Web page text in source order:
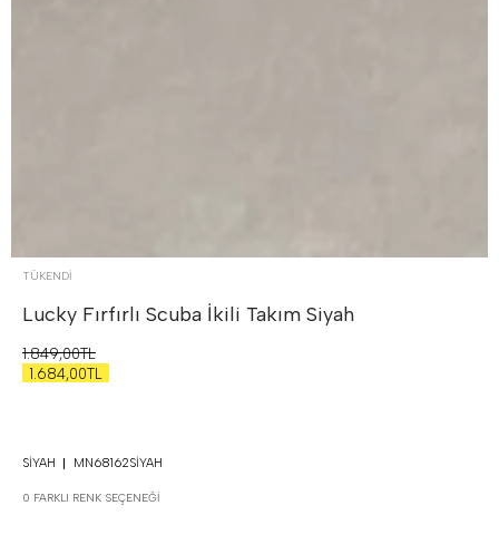
TÜKENDI
Lucky Fırfırlı Scuba İkili Takım Siyah
1.849,00TL
1.684,00TL
SIYAH MN68162SIYAH
0 FARKLI RENK SEÇENEĞI